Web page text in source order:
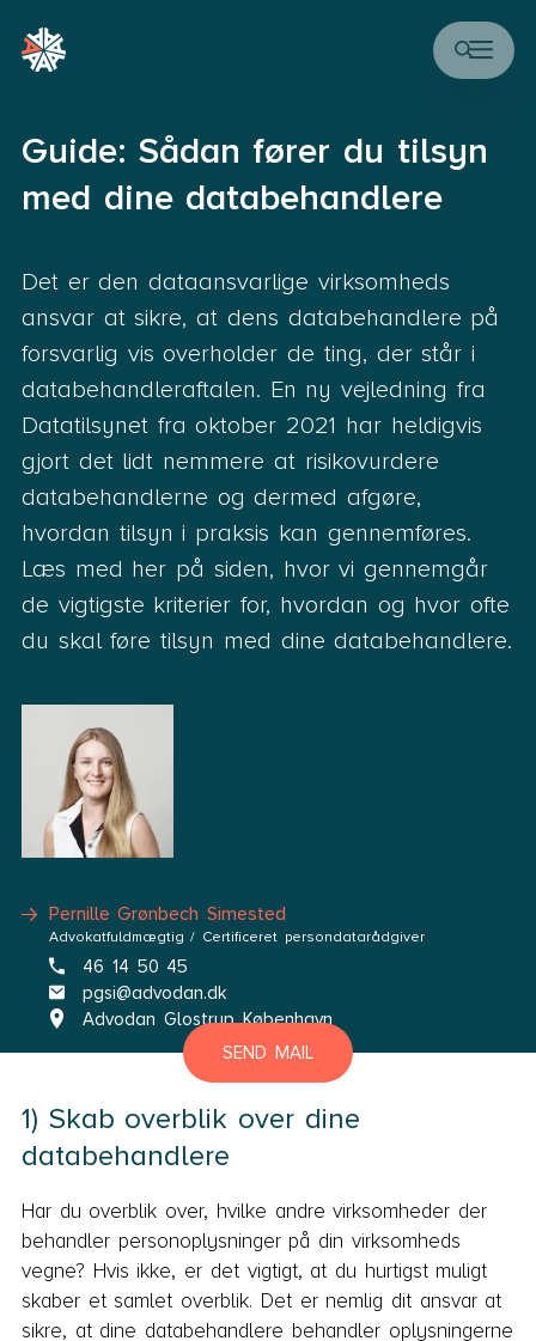
Guide: Sådan fører du tilsyn
med dine databehandlere
Det er den dataansvarlige virksomheds
ansvar at sikre, at dens databehandlere på
forsvarlig vis overholder de ting, der står i
databehandleraftalen. En ny vejledning fra
Datatilsynet fra oktober 2021 har heldigvis
gjort det lidt nemmere at risikovurdere
databehandlerne og dermed afgøre,
hvordan tilsyn i praksis kan gennemføres.
Læs med her på siden, hvor vi gennemgår
de vigtigste kriterier for, hvordan og hvor ofte
du skal føre tilsyn med dine databehandlere.
Pernille Grønbech Simested
Advokatfuldmægtig / Certificeret persondatarådgiver
46 14 50 45
pgsi@advodan.dk
Advodan Glostrup København
SEND MAIL
1) Skab overblik over dine
databehandlere
Har du overblik over, hvilke andre virksomheder der
behandler personoplysninger på din virksomheds
vegne? Hvis ikke, er det vigtigt, at du hurtigst muligt
skaber et samlet overblik. Det er nemlig dit ansvar at
sikre, at dine databehandlere behandler oplysningerne